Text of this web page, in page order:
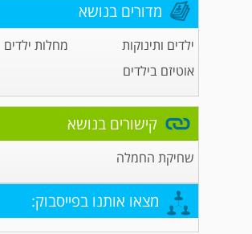
מדורים בנושא
ילדים ותינוקות
מחלות ילדים
אוטיזם בילדים
קישורים בנושא
שחיקת החמלה
מצאו אותנו בפייסבוק: